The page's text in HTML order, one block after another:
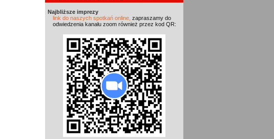
Najbliższe imprezy
link do naszych spotkań online, zapraszamy do
odwiedzenia kanału zoom również przez kod QR: